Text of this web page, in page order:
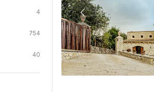
4
754
40